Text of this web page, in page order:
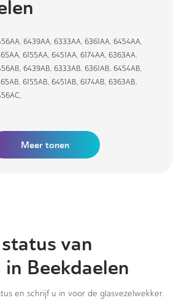
, 6439AA, 6333AA, 6361AA, 6454AA,
, 6155AA, 6451AA, 6174AA, 6363AA,
, 6439AB, 6333AB, 6361AB, 6454AB,
, 6155AB, 6451AB, 6174AB, 6363AB,
,
Meer tonen
van
in Beekdaelen
en schrijf u in voor de glasvezelwekker.